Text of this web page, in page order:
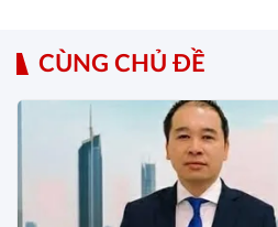
CÙNG CHỦ ĐỀ